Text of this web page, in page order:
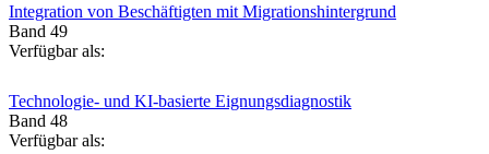
Integration von Beschäftigten mit Migrationshintergrund
Band 49
Verfügbar als:
Technologie- und KI-basierte Eignungsdiagnostik
Band 48
Verfügbar als: